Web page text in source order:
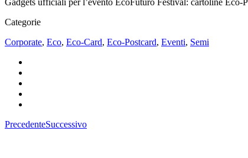
Categorie
Corporate, Eco, Eco-Card, Eco-Postcard, Eventi, Semi
PrecedenteSuccessivo